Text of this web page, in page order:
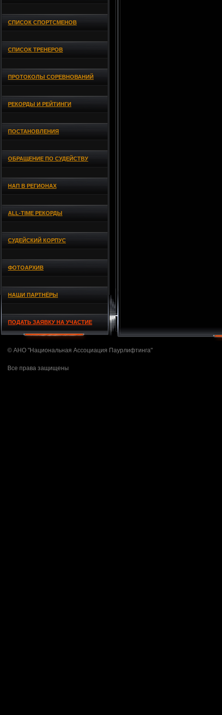
СПИСОК СПОРТСМЕНОВ
СПИСОК ТРЕНЕРОВ
ПРОТОКОЛЫ СОРЕВНОВАНИЙ
РЕКОРДЫ И РЕЙТИНГИ
ПОСТАНОВЛЕНИЯ
ОБРАЩЕНИЕ ПО СУДЕЙСТВУ
НАП В РЕГИОНАХ
ALL-TIME РЕКОРДЫ
СУДЕЙСКИЙ КОРПУС
ФОТОАРХИВ
НАШИ ПАРТНЁРЫ
ПОДАТЬ ЗАЯВКУ НА УЧАСТИЕ
© АНО "Национальная Ассоциация Паурлифтинга"
Все права защищены